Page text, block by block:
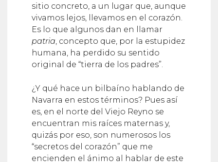
vivamos lejos, llevamos en el corazón.
Es lo que algunos dan en llamar
patria, concepto que, por la estupidez
humana, ha perdido su sentido
original de “tierra de los padres”.
Navarra en estos términos? Pues así
es, en el norte del Viejo Reyno se
encuentran mis raíces maternas y,
quizás por eso, son numerosos los
“secretos del corazón” que me
encienden el ánimo al hablar de este
territorio de mil contrastes.